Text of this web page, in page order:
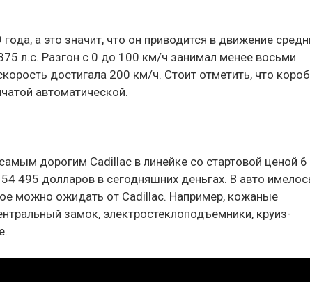
а это значит, что он приводится в движение
л.с. Разгон с 0 до 100 км/ч занимал менее восьми
достигала 200 км/ч. Стоит отметить, что
автоматической.
дорогим Cadillac в линейке со стартовой ценой 6
495 долларов в сегодняшних деньгах. В авто
можно ожидать от Cadillac. Например, кожаные
замок, электростеклоподъемники, круиз-